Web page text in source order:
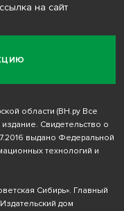
на сайт
области (ВН.ру Все
Свидетельство о
выдано Федеральной
технологий и
Сибирь». Главный
дом